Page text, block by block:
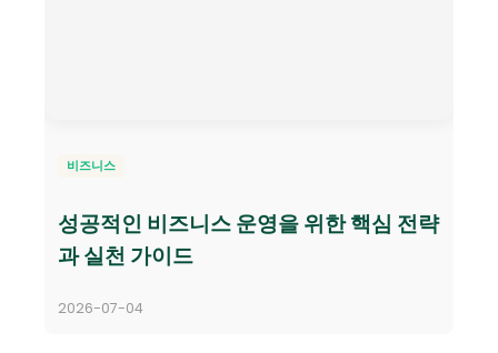
비즈니스
성공적인 비즈니스 운영을 위한 핵심 전략
과 실천 가이드
2026-07-04